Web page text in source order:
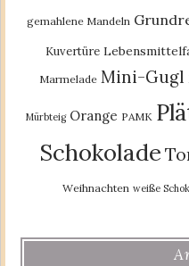
gemahlene Mandeln
Kuvertüre
Marmelade Mini-Gugl
Mürbteig Orange PAMK
Schokolade
Weihnachten weiße